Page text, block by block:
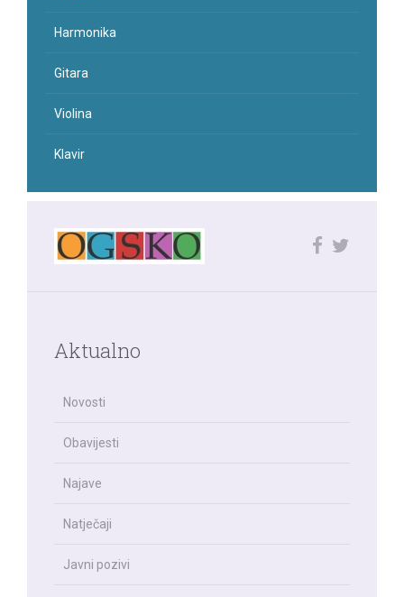
Harmonika
Gitara
Violina
Klavir
Aktualno
Novosti
Obavijesti
Najave
Natječaji
Javni pozivi